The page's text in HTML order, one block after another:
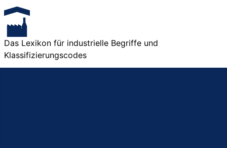
Das Lexikon für industrielle Begriffe und
Klassifizierungscodes